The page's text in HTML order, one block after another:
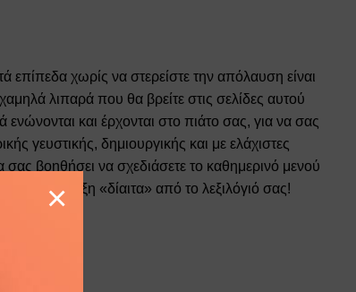
επίπεδα χωρίς να στερείστε την απόλαυση είναι
λιπαρά που θα βρείτε στις σελίδες αυτού
και έρχονται στο πιάτο σας, για να σας
γευστικής, δημιουργικής και με ελάχιστες
βοηθήσει να σχεδιάσετε το καθημερινό μενού
τη λέξη «δίαιτα» από το λεξιλόγιό σας!
×